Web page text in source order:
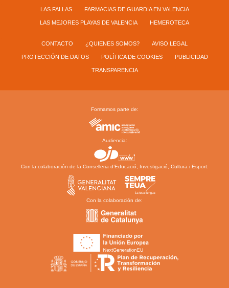
LAS FALLAS FARMACIAS DE GUARDIA EN VALENCIA
LAS MEJORES PLAYAS DE VALENCIA HEMEROTECA
CONTACTO ¿QUIENES SOMOS? AVISO LEGAL
PROTECCIÓN DE DATOS POLÍTICA DE COOKIES PUBLICIDAD
TRANSPARENCIA
Formamos parte de:
Audiencia:
Con la colaboración de la Conselleria d’Educació, Investigació, Cultura i Esport:
Con la colaboración de: